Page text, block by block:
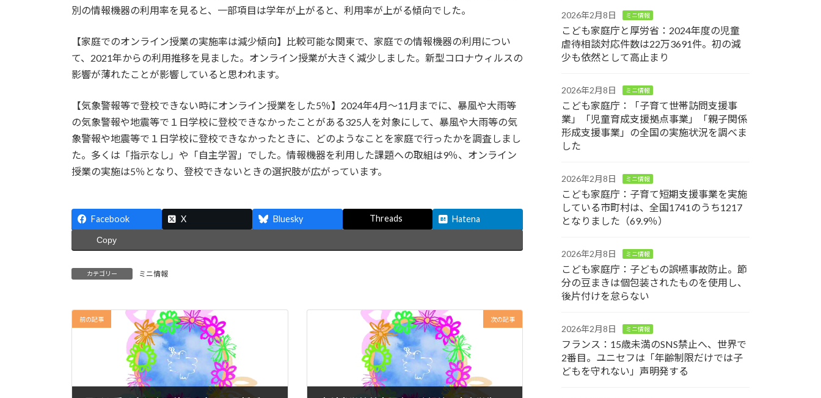
別の情報機器の利用率を見ると、一部項目は学年が上がると、利用率が上がる傾向でした。
【家庭でのオンライン授業の実施率は減少傾向】比較可能な関東で、家庭での情報機器の利用につい
て、2021年からの利用推移を見ました。オンライン授業が大きく減少しました。新型コロナウィルスの
影響が薄れたことが影響していると思われます。
【気象警報等で登校できない時にオンライン授業をした5％】2024年4月～11月までに、暴風や大雨等
の気象警報や地震等で１日学校に登校できなかったことがある325人を対象にして、暴風や大雨等の気
象警報や地震等で１日学校に登校できなかったときに、どのようなことを家庭で行ったかを調査しまし
た。多くは「指示なし」や「自主学習」でした。情報機器を利用した課題への取組は9％、オンライン
授業の実施は5％となり、登校できないときの選択肢が広がっています。
Facebook X Bluesky Threads Hatena
Copy
カテゴリー ミニ情報
前の記事 次の記事
2026年2月8日 ミニ情報
こども家庭庁と厚労省：2024年度の児童
虐待相談対応件数は22万3691件。初の減
少も依然として高止まり
2026年2月8日 ミニ情報
こども家庭庁：「子育て世帯訪問支援事
業」「児童育成支援拠点事業」「親子関係
形成支援事業」の全国の実施状況を調べま
した
2026年2月8日 ミニ情報
こども家庭庁：子育て短期支援事業を実施
している市町村は、全国1741のうち1217
となりました（69.9％）
2026年2月8日 ミニ情報
こども家庭庁：子どもの誤嚥事故防止。節
分の豆まきは個包装されたものを使用し、
後片付けを怠らない
2026年2月8日 ミニ情報
フランス：15歳未満のSNS禁止へ、世界で
2番目。ユニセフは「年齢制限だけでは子
どもを守れない」声明発する